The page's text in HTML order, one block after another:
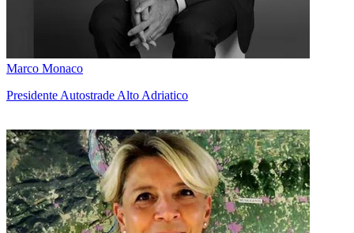
Marco Monaco
Presidente Autostrade Alto Adriatico